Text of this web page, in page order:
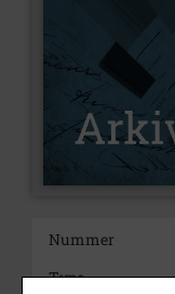
Nummer
Type